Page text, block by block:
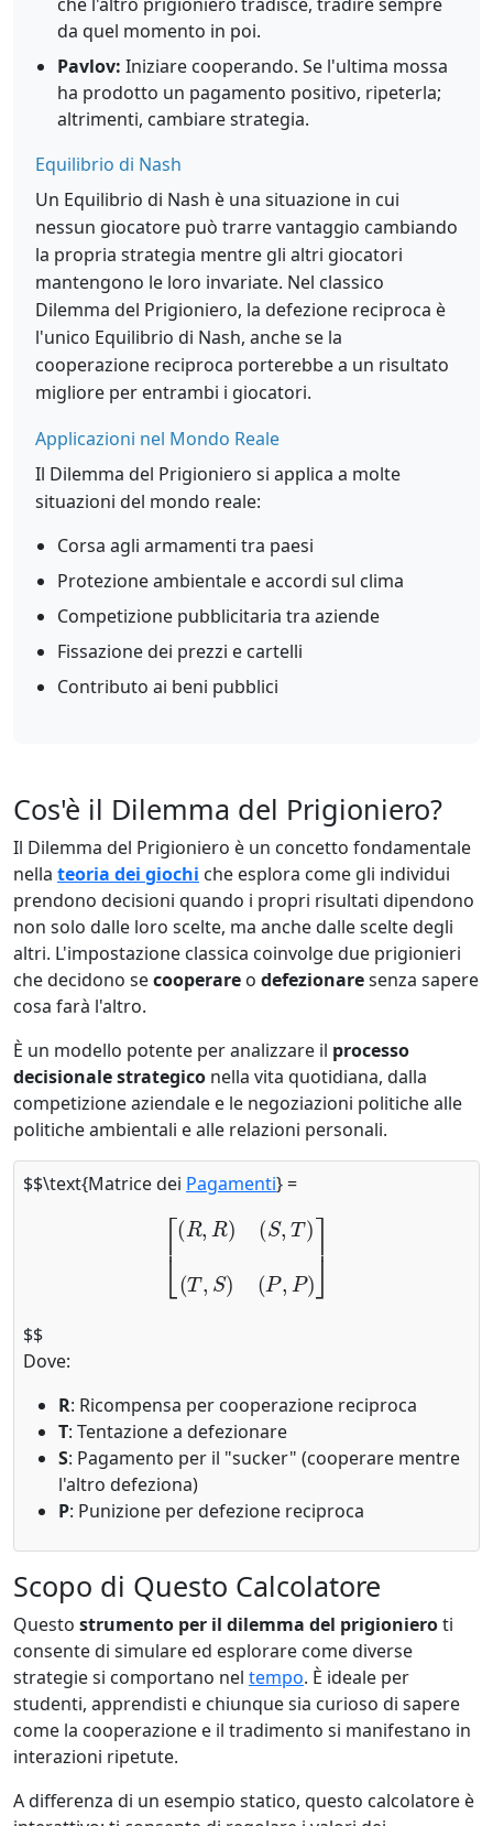
da quel momento in poi.
Pavlov: Iniziare cooperando. Se l'ultima mossa
ha prodotto un pagamento positivo, ripeterla;
altrimenti, cambiare strategia.
Equilibrio di Nash
Un Equilibrio di Nash è una situazione in cui
nessun giocatore può trarre vantaggio cambiando
la propria strategia mentre gli altri giocatori
mantengono le loro invariate. Nel classico
Dilemma del Prigioniero, la defezione reciproca è
l'unico Equilibrio di Nash, anche se la
cooperazione reciproca porterebbe a un risultato
migliore per entrambi i giocatori.
Applicazioni nel Mondo Reale
Il Dilemma del Prigioniero si applica a molte
situazioni del mondo reale:
Corsa agli armamenti tra paesi
Protezione ambientale e accordi sul clima
Competizione pubblicitaria tra aziende
Fissazione dei prezzi e cartelli
Contributo ai beni pubblici
Cos'è il Dilemma del Prigioniero?
Il Dilemma del Prigioniero è un concetto fondamentale
nella teoria dei giochi che esplora come gli individui
prendono decisioni quando i propri risultati dipendono
non solo dalle loro scelte, ma anche dalle scelte degli
altri. L'impostazione classica coinvolge due prigionieri
che decidono secooperare o defezionaresenza sapere
cosa farà l'altro.
È un modello potente per analizzare il processo
decisionale strategico nella vita quotidiana, dalla
competizione aziendale e le negoziazioni politiche alle
politiche ambientali e alle relazioni personali.
$$\text{Matrice dei Pagamenti} =
R,R) S,T T,S (P,P
$$
Dove:
R: Ricompensa per cooperazione reciproca
T: Tentazione a defezionare
S: Pagamento per il "sucker" (cooperare mentre
l'altro defeziona)
P: Punizione per defezione reciproca
Scopo di Questo Calcolatore
Questo strumento per il dilemma del prigionieroti
consente di simulare ed esplorare come diverse
strategie si comportano nel tempo. È ideale per
studenti, apprendisti e chiunque sia curioso di sapere
come la cooperazione e il tradimento si manifestano in
interazioni ripetute.
A differenza di un esempio statico, questo calcolatore è